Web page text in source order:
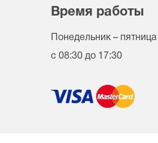
Время работы
Понедельник – пятница
с 08:30 до 17:30